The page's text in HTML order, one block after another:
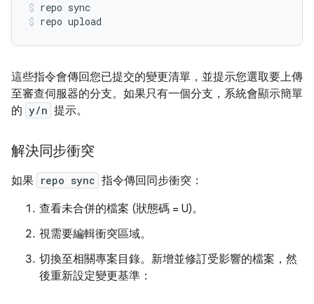
repo sync
repo upload
這些指令會傳回您已提交的變更清單，並提示您選取要上傳
至審查伺服器的分支。如果只有一個分支，系統會顯示簡單
的 y/n 提示。
解決同步衝突
如果 repo sync 指令傳回同步衝突：
查看未合併的檔案 (狀態碼 = U)。
視需要編輯衝突區域。
切換至相關專案目錄。新增並修訂受影響的檔案，然
後重新設定變更基準：